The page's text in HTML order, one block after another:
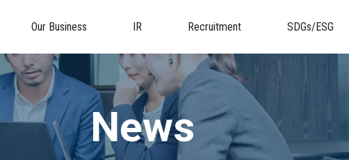
Our Business IR Recruitment SDGs/ESG
News